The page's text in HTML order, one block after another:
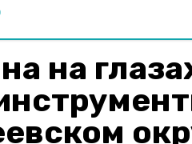
на